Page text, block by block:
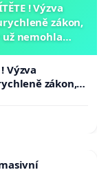
! Výzva
zákon,
nemohla
Výzva
zákon,
opakovat!